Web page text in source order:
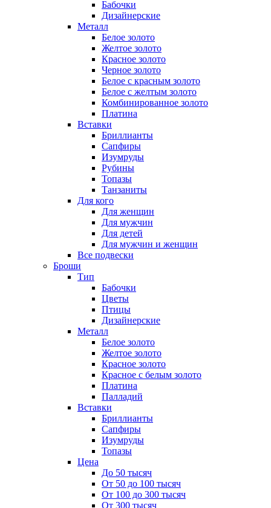
Бабочки
Дизайнерские
Металл
Белое золото
Желтое золото
Красное золото
Черное золото
Белое с красным золото
Белое с желтым золото
Комбинированное золото
Платина
Вставки
Бриллианты
Сапфиры
Изумруды
Рубины
Топазы
Танзаниты
Для кого
Для женщин
Для мужчин
Для детей
Для мужчин и женщин
Все подвески
Броши
Тип
Бабочки
Цветы
Птицы
Дизайнерские
Металл
Белое золото
Желтое золото
Красное золото
Красное с белым золото
Платина
Палладий
Вставки
Бриллианты
Сапфиры
Изумруды
Топазы
Цена
До 50 тысяч
От 50 до 100 тысяч
От 100 до 300 тысяч
От 300 тысяч